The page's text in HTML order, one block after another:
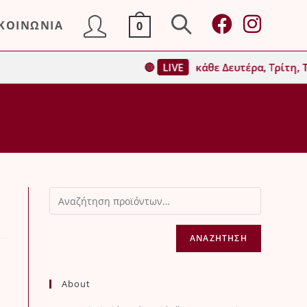
0 Toggle
website
🔴 LIVE κάθε Δευτέρα, Τρίτη,
ΑΝΑΖΉΤΗΣΗ
About